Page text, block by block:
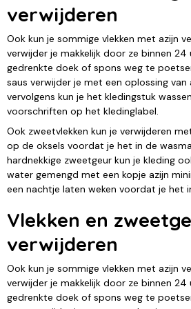
verwijderen
Ook kun je sommige vlekken met azijn
verwijder je makkelijk door ze binnen 24
gedrenkte doek of spons weg te
saus verwijder je met een oplossing van
vervolgens kun je het kledingstuk
voorschriften op het kledinglabel.
Ook zweetvlekken kun je verwijderen
op de oksels voordat je het in de
hardnekkige zweetgeur kun je kleding
water gemengd met een kopje azijn
een nachtje laten weken voordat je het
Vlekken en
verwijderen
Ook kun je sommige vlekken met azijn
verwijder je makkelijk door ze binnen 24
gedrenkte doek of spons weg te